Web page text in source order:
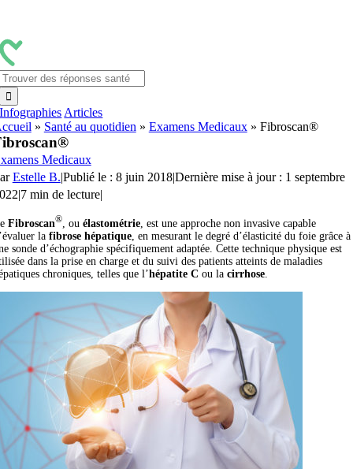
contenu
Infographies Articles
» Santé au quotidien » Examens Medicaux» Fibroscan®
Medicaux
Estelle B.|Publié le : 8 juin 2018|Dernière mise à jour : 1 septembre
|7 min de lecture|
Fibroscan®, ou élastométrie, est une approche non invasive capable
la fibrose hépatique, en mesurant le degré d’élasticité du foie grâce à
sonde d’échographie spécifiquement adaptée. Cette technique physique est
dans la prise en charge et du suivi des patients atteints de maladies
chroniques, telles que l’hépatite C ou la cirrhose.